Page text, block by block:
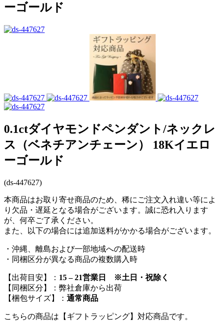
ーゴールド
0.1ctダイヤモンドペンダント/ネックレ
ス（ベネチアンチェーン） 18Kイエロ
ーゴールド
(ds-447627)
本商品はお取り寄せ商品のため、稀にご注文入れ違い等によ
り欠品・遅延となる場合がございます。誠に恐れ入ります
が、何卒ご了承ください。
また、以下の場合には追加送料がかかる場合がございます。
・沖縄、離島および一部地域への配送時
・同梱区分が異なる商品の複数購入時
【出荷目安】： 15 – 21営業日 ※土日・祝除く
【同梱区分】：弊社倉庫から出荷
【梱包サイズ】： 通常商品
こちらの商品は【ギフトラッピング】対応商品です。